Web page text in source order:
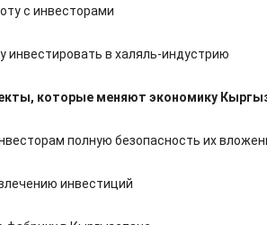
с инвесторами
инвестировать в халяль-индустрию
которые меняют экономику
полную безопасность их
инвестиций